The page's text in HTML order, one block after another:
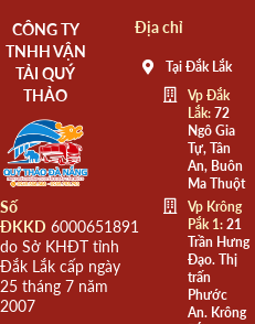
CÔNG TY
TNHH VẬN
TẢI QUÝ
THẢO
Số
ĐKKD 6000651891
do Sở KHĐT tỉnh
Đắk Lắk cấp ngày
25 tháng 7 năm
2007
Địa chỉ
Tại Đắk Lắk
Vp Đắk
Lắk:72
Ngô Gia
Tự, Tân
An, Buôn
Ma Thuột
Vp Krông
Pắk 1:21
Trần Hưng
Đạo. Thị
trấn
Phước
An. Krông